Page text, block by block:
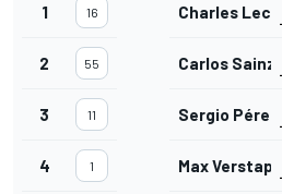
1 16 Charles
2 55 Carlos Sainz
3 11 Sergio Pérez
4 1 Max